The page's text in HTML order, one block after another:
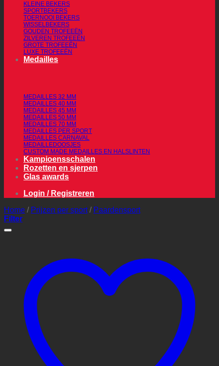
KLEINE BEKERS
SPORTBEKERS
TOERNOOI BEKERS
WISSELBEKERS
GOUDEN TROFEEËN
ZILVEREN TROFEEËN
GROTE TROFEEËN
LUXE TROFEEËN
Medailles
MEDAILLES 32 MM
MEDAILLES 40 MM
MEDAILLES 45 MM
MEDAILLES 50 MM
MEDAILLES 70 MM
MEDAILLES PER SPORT
MEDAILLES CARNAVAL
MEDAILLEDOOSJES
CUSTOM MADE MEDAILLES EN HALSLINTEN
Kampioensschalen
Rozetten en sjerpen
Glas awards
Login / Registreren
Home / Prijzen per sport / Paardensport
Filter